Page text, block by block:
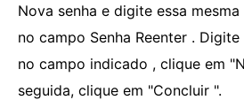
Nova senha e digite essa
no campo Senha Reenter .
no campo indicado , clique em
seguida, clique em "Concluir ".